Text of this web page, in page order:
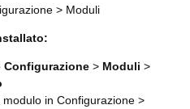
> Moduli
Configurazione > Moduli >
modulo in Configurazione >